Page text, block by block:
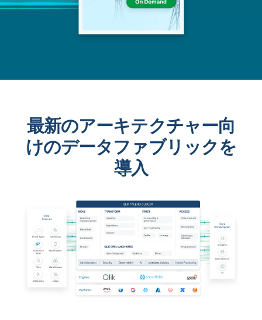
最新のアーキテクチャー向
けのデータファブリックを
導入